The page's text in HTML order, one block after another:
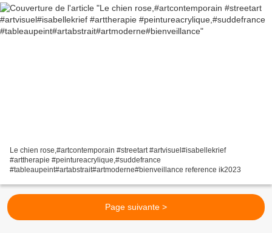
Le chien rose,#artcontemporain #streetart #artvisuel#isabellekrief
#arttherapie #peintureacrylique,#suddefrance
#tableaupeint#artabstrait#artmoderne#bienveillance reference ik2023
Page suivante >